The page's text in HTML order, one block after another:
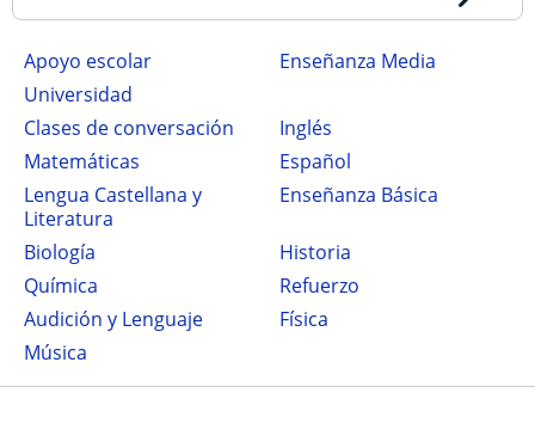
Apoyo escolar
Enseñanza Media
Universidad
Clases de conversación
Inglés
Matemáticas
Español
Lengua Castellana y
Literatura
Enseñanza Básica
Biología
Historia
Química
Refuerzo
Audición y Lenguaje
Física
Música